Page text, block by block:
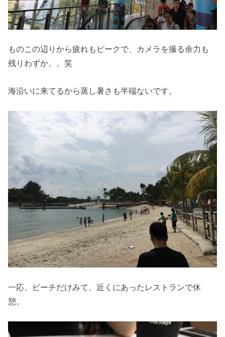
ものこの辺りから疲れもピークで、カメラを撮る余力も
残りわずか。。笑
海沿いに来てるから蒸し暑さも半端ないです。
一応、ビーチだけみて、近くにあったレストランで休
憩。